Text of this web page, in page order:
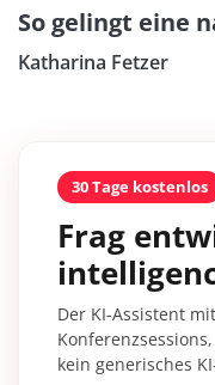
So gelingt eine
Katharina Fetzer
30 Tage kostenlos
Frag
Der KI-Assistent
kein generisches